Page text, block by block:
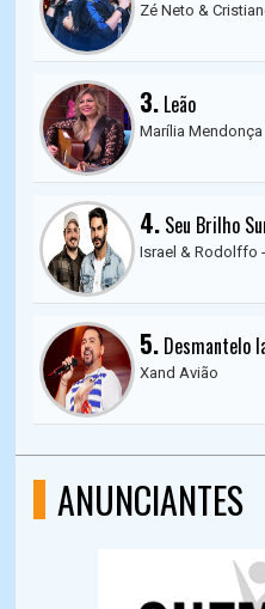
Zé Neto &
3. Leão
Marília Mendonça
4. Seu Brilho
Israel & Rodolffo
5. Desmantelo
Xand Avião
ANUNCIANTES